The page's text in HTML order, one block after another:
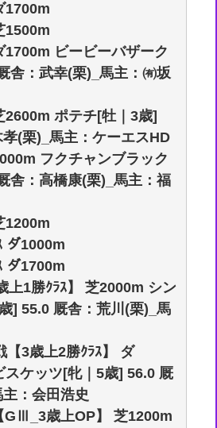
1700m
1500m
1700m ビービーバザーク
舎：武幸(栗)_馬主：㈲坂
2600m ポテチ[牡｜3歳]
(栗)_馬主：ケーエスHD
フクチャンブラック
舎：高橋康(栗)_馬主：福
1200m
ダ1000m
ダ1700m
上1勝ｸﾗｽ】 芝2000m シン
] 55.0 厩舎：荒川(栗)_馬
【3歳上2勝ｸﾗｽ】 ダ
スケッツ[牝｜5歳] 56.0 厩
：会田浩史
GⅢ_3歳上OP】 芝1200m